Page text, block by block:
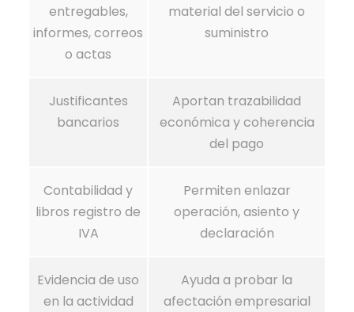
entregables,
informes, correos
o actas
material del servicio o
suministro
Justificantes
bancarios
Aportan trazabilidad
económica y coherencia
del pago
Contabilidad y
libros registro de
IVA
Permiten enlazar
operación, asiento y
declaración
Evidencia de uso
en la actividad
Ayuda a probar la
afectación empresarial